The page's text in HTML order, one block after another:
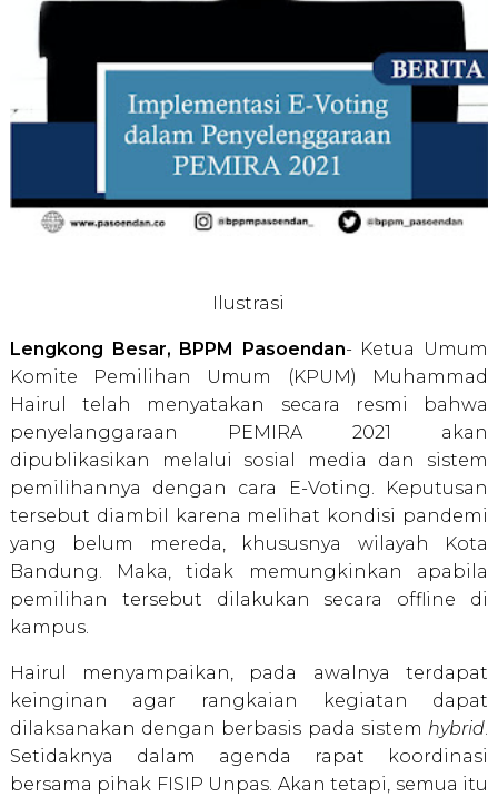
Ilustrasi
Lengkong Besar, BPPM Pasoendan- Ketua Umum
Komite Pemilihan Umum (KPUM) Muhammad
Hairul telah menyatakan secara resmi bahwa
penyelanggaraan PEMIRA 2021 akan
dipublikasikan melalui sosial media dan sistem
pemilihannya dengan cara E-Voting. Keputusan
tersebut diambil karena melihat kondisi pandemi
yang belum mereda, khususnya wilayah Kota
Bandung. Maka, tidak memungkinkan apabila
pemilihan tersebut dilakukan secara offline di
kampus.
Hairul menyampaikan, pada awalnya terdapat
keinginan agar rangkaian kegiatan dapat
dilaksanakan dengan berbasis pada sistem hybrid.
Setidaknya dalam agenda rapat koordinasi
bersama pihak FISIP Unpas. Akan tetapi, semua itu